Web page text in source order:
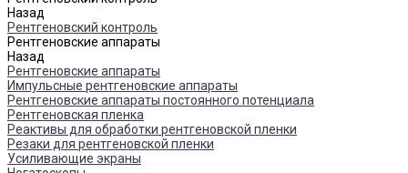
Назад
Рентгеновский контроль
Рентгеновские аппараты
Назад
Рентгеновские аппараты
Импульсные рентгеновские аппараты
Рентгеновские аппараты постоянного потенциала
Рентгеновская пленка
Реактивы для обработки рентгеновской пленки
Резаки для рентгеновской пленки
Усиливающие экраны